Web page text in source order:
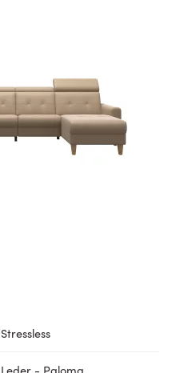
Stressless